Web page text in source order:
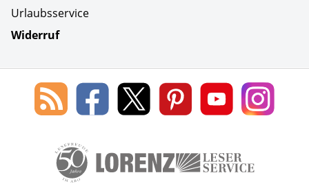
Urlaubsservice
Widerruf
Social Media
Blog
des
Leserservice
Lorenz
Leserservice
Lorenz
Leserservice
Lorenz
Leserservice
Lorenz
Leserservice
Lorenz